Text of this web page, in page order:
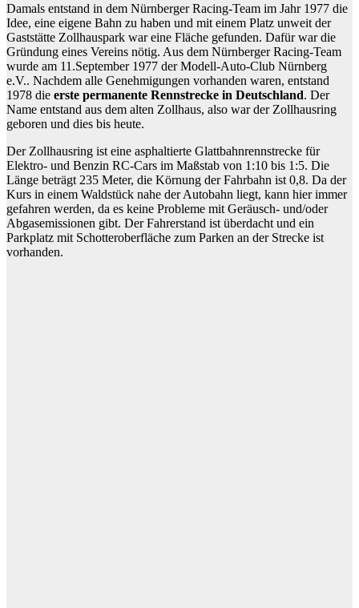
Damals entstand in dem Nürnberger Racing-Team im Jahr 1977 die
Idee, eine eigene Bahn zu haben und mit einem Platz unweit der
Gaststätte Zollhauspark war eine Fläche gefunden. Dafür war die
Gründung eines Vereins nötig. Aus dem Nürnberger Racing-Team
wurde am 11.September 1977 der Modell-Auto-Club Nürnberg
e.V.. Nachdem alle Genehmigungen vorhanden waren, entstand
1978 die erste permanente Rennstrecke in Deutschland. Der
Name entstand aus dem alten Zollhaus, also war der Zollhausring
geboren und dies bis heute.
Der Zollhausring ist eine asphaltierte Glattbahnrennstrecke für
Elektro- und Benzin RC-Cars im Maßstab von 1:10 bis 1:5. Die
Länge beträgt 235 Meter, die Körnung der Fahrbahn ist 0,8. Da der
Kurs in einem Waldstück nahe der Autobahn liegt, kann hier immer
gefahren werden, da es keine Probleme mit Geräusch- und/oder
Abgasemissionen gibt. Der Fahrerstand ist überdacht und ein
Parkplatz mit Schotteroberfläche zum Parken an der Strecke ist
vorhanden.